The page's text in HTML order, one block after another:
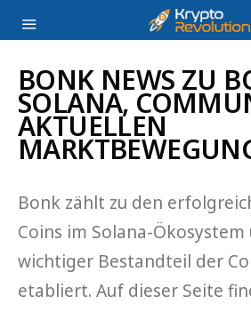
BONK NEWS ZU
SOLANA,
AKTUELLEN
Bonk zählt zu den
Coins im Solana-
wichtiger Bestandteil der
etabliert. Auf dieser Seite